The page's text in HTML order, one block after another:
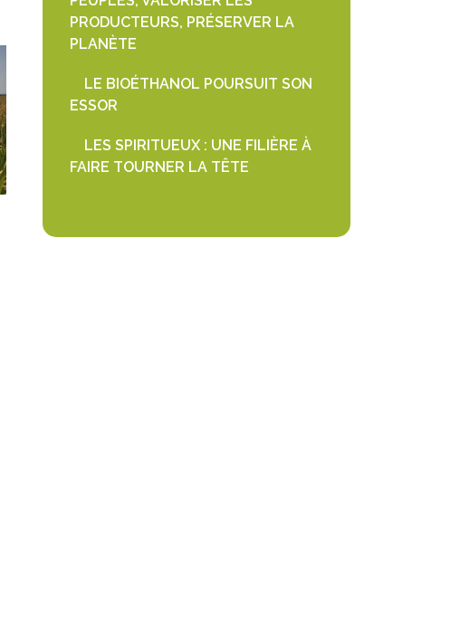
PRODUCTEURS, PRÉSERVER LA
PLANÈTE
LE BIOÉTHANOL POURSUIT SON
ESSOR
LES SPIRITUEUX : UNE FILIÈRE À
FAIRE TOURNER LA TÊTE